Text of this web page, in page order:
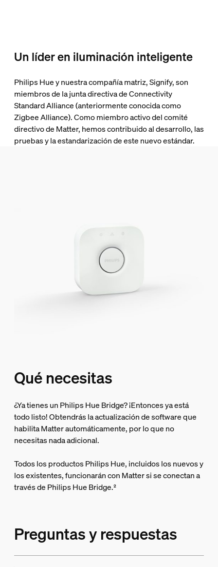
Un líder en iluminación inteligente
Philips Hue y nuestra compañía matriz, Signify, son
miembros de la junta directiva de Connectivity
Standard Alliance (anteriormente conocida como
Zigbee Alliance). Como miembro activo del comité
directivo de Matter, hemos contribuido al desarrollo, las
pruebas y la estandarización de este nuevo estándar.
Qué necesitas
¿Ya tienes un Philips Hue Bridge? ¡Entonces ya está
todo listo! Obtendrás la actualización de software que
habilita Matter automáticamente, por lo que no
necesitas nada adicional.
Todos los productos Philips Hue, incluidos los nuevos y
los existentes, funcionarán con Matter si se conectan a
través de Philips Hue Bridge.²
Preguntas y respuestas